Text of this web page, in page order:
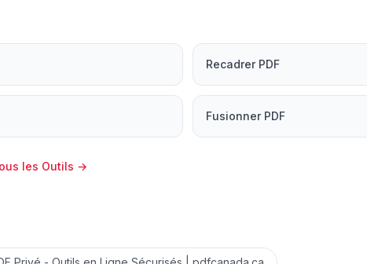
Recadrer PDF
Fusionner PDF
les Outils →